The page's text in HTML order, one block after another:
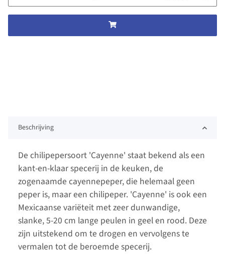
Beschrijving
De chilipepersoort 'Cayenne' staat bekend als een
kant-en-klaar specerij in de keuken, de
zogenaamde cayennepeper, die helemaal geen
peper is, maar een chilipeper. 'Cayenne' is ook een
Mexicaanse variëteit met zeer dunwandige,
slanke, 5-20 cm lange peulen in geel en rood. Deze
zijn uitstekend om te drogen en vervolgens te
vermalen tot de beroemde specerij.